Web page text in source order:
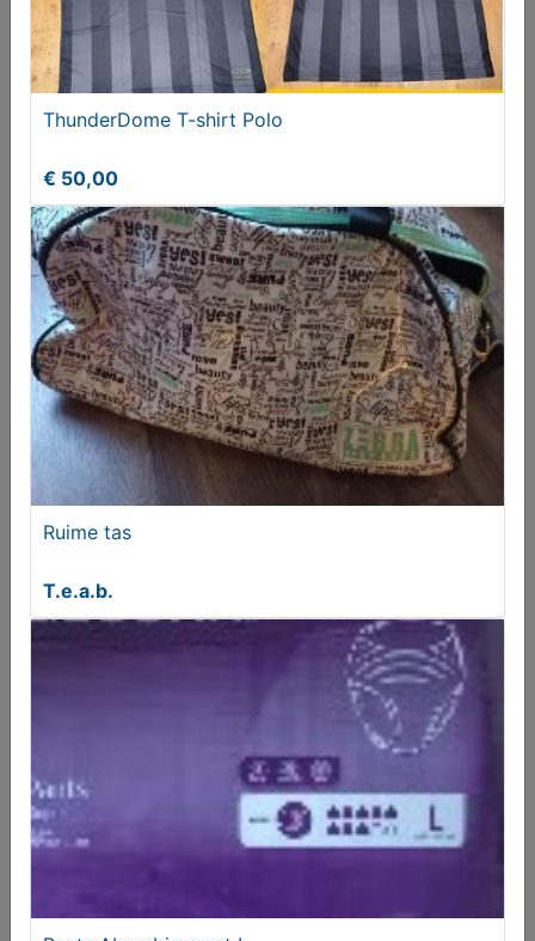
T.e.a.b.
€ 5,00
ThunderDome T-shirt Polo
€ 50,00
Ruime tas
T.e.a.b.